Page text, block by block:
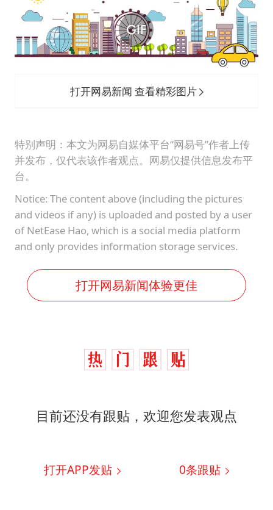
打开网易新闻 查看精彩图片
特别声明：本文为网易自媒体平台“网易号”作者上传
并发布，仅代表该作者观点。网易仅提供信息发布平
台。
Notice: The content above (including the pictures
and videos if any) is uploaded and posted by a user
of NetEase Hao, which is a social media platform
and only provides information storage services.
打开网易新闻体验更佳
目前还没有跟贴，欢迎您发表观点
打开APP发贴 0条跟贴